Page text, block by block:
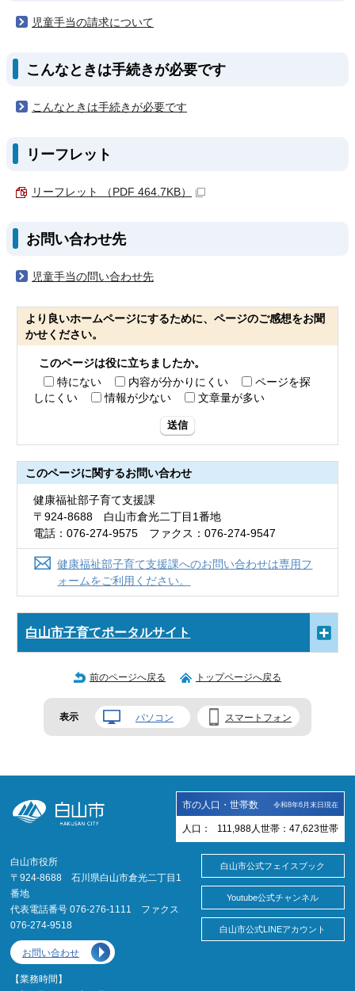
児童手当の請求について
こんなときは手続きが必要です
こんなときは手続きが必要です
リーフレット
リーフレット （PDF 464.7KB）
お問い合わせ先
児童手当の問い合わせ先
より良いホームページにするために、ページのご感想をお聞
かせください。
このページは役に立ちましたか。
特にない
内容が分かりにくい
ページを探
しにくい
情報が少ない 文章量が多い
送信
このページに関するお問い合わせ
健康福祉部子育て支援課
〒924-8688 白山市倉光二丁目1番地
電話：076-274-9575 ファクス：076-274-9547
健康福祉部子育て支援課へのお問い合わせは専用フ
ォームをご利用ください。
白山市子育てポータルサイト
前のページへ戻る トップページへ戻る
表示 パソコン スマートフォン
市の人口・世帯数 令和8年6月末日現在
人口： 111,988 人 世帯： 47,623世帯
白山市役所
〒924-8688 石川県白山市倉光二丁目1
番地
代表電話番号 076-276-1111 ファクス
076-274-9518
お問い合わせ
【業務時間】
白山市公式フェイスブック
Youtube公式チャンネル
白山市公式LINEアカウント